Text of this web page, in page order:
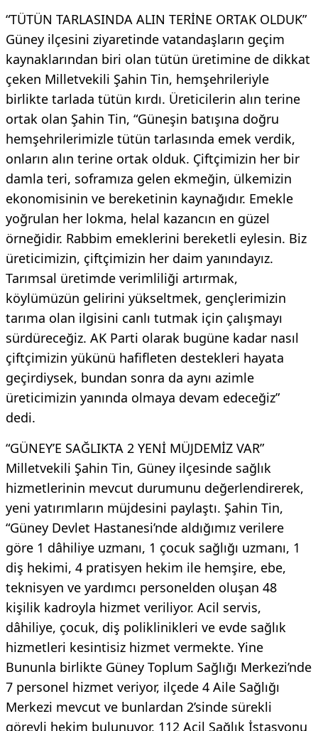
“TÜTÜN TARLASINDA ALIN TERİNE ORTAK OLDUK”
Güney ilçesini ziyaretinde vatandaşların geçim
kaynaklarından biri olan tütün üretimine de dikkat
çeken Milletvekili Şahin Tin, hemşehrileriyle
birlikte tarlada tütün kırdı. Üreticilerin alın terine
ortak olan Şahin Tin, “Güneşin batışına doğru
hemşehrilerimizle tütün tarlasında emek verdik,
onların alın terine ortak olduk. Çiftçimizin her bir
damla teri, soframıza gelen ekmeğin, ülkemizin
ekonomisinin ve bereketinin kaynağıdır. Emekle
yoğrulan her lokma, helal kazancın en güzel
örneğidir. Rabbim emeklerini bereketli eylesin. Biz
üreticimizin, çiftçimizin her daim yanındayız.
Tarımsal üretimde verimliliği artırmak,
köylümüzün gelirini yükseltmek, gençlerimizin
tarıma olan ilgisini canlı tutmak için çalışmayı
sürdüreceğiz. AK Parti olarak bugüne kadar nasıl
çiftçimizin yükünü hafifleten destekleri hayata
geçirdiysek, bundan sonra da aynı azimle
üreticimizin yanında olmaya devam edeceğiz”
dedi.
“GÜNEY’E SAĞLIKTA 2 YENİ MÜJDEMİZ VAR”
Milletvekili Şahin Tin, Güney ilçesinde sağlık
hizmetlerinin mevcut durumunu değerlendirerek,
yeni yatırımların müjdesini paylaştı. Şahin Tin,
“Güney Devlet Hastanesi’nde aldığımız verilere
göre 1 dâhiliye uzmanı, 1 çocuk sağlığı uzmanı, 1
diş hekimi, 4 pratisyen hekim ile hemşire, ebe,
teknisyen ve yardımcı personelden oluşan 48
kişilik kadroyla hizmet veriliyor. Acil servis,
dâhiliye, çocuk, diş poliklinikleri ve evde sağlık
hizmetleri kesintisiz hizmet vermekte. Yine
Bununla birlikte Güney Toplum Sağlığı Merkezi’nde
7 personel hizmet veriyor, ilçede 4 Aile Sağlığı
Merkezi mevcut ve bunlardan 2’sinde sürekli
görevli hekim bulunuyor. 112 Acil Sağlık İstasyonu